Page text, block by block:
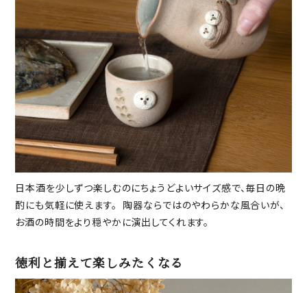
日本酒を少しずつ楽しむのにちょうどよいサイズ感で、毎日の晩
酌にも気軽に使えます。 陶器ならではのやわらかな風合いが、
お酒の時間をより穏やかに演出してくれます。
徳利と揃えて楽しみたくなる